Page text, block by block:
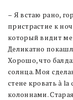
– Я встаю рано,
пристрастие к
который видит
Деликатно
Хорошо, что
солнца. Моя
стене кровать à
колоннами.